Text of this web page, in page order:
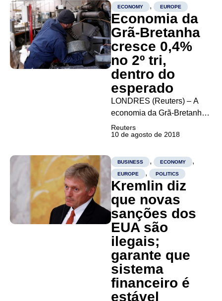
lira, classificando a crise
cambial da Turquia como
uma “batalha nacional”
contra os inimigos
econômicos. “O dólar não
pode bloquear...
ECONOMY , EUROPE
Economia da
Grã-Bretanha
cresce 0,4%
no 2º tri,
dentro do
esperado
LONDRES (Reuters) – A
economia da Grã-Bretanha
acelerou no segundo
trimestre após forte
ano, mas perdeu força em
junho, mostraram dados
oficiais nesta sexta-feira. O
Produto Interno Bruto (PIB)
cresceu 0,4 por cento no
período de...
Reuters
10 de agosto de 2018
BUSINESS , ECONOMY ,
EUROPE , POLITICS
Kremlin diz
que novas
sanções dos
EUA são
ilegais;
garante que
sistema
financeiro é
estável